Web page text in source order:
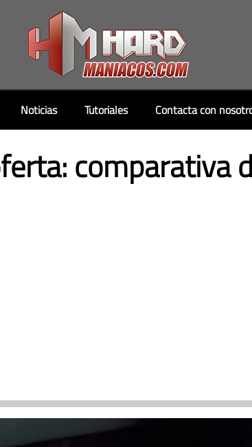
Noticias Tutoriales Contacta con
comparativa